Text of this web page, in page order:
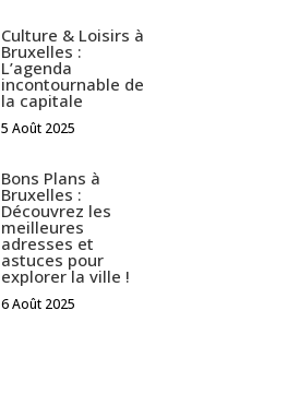
Culture & Loisirs à
Bruxelles :
L’agenda
incontournable de
la capitale
5 Août 2025
Bons Plans à
Bruxelles :
Découvrez les
meilleures
adresses et
astuces pour
explorer la ville !
6 Août 2025